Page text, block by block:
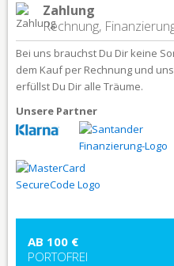
Zahlung
Rechnung,
Bei uns brauchst Du Dir keine
dem Kauf per Rechnung und
erfüllst Du Dir alle Träume.
Unsere Partner
AB 100 €
PORTOFREI